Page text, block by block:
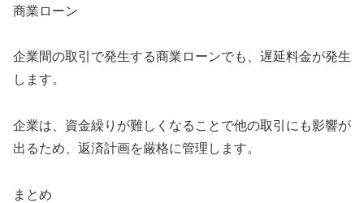
商業ローン
企業間の取引で発生する商業ローンでも、遅延料金が発生
します。
企業は、資金繰りが難しくなることで他の取引にも影響が
出るため、返済計画を厳格に管理します。
まとめ